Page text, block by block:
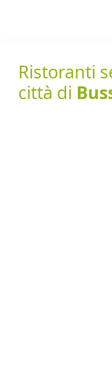
Ristoranti
città di